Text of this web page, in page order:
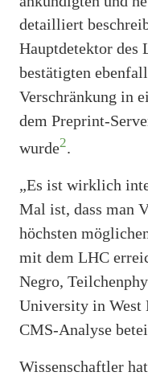
detailliert
Hauptdetektor des
bestätigten
Verschränkung in
dem Preprint-
wurde2.
„Es ist wirklich
Mal ist, dass man
höchsten
mit dem LHC
Negro,
University in West
CMS-Analyse
Wissenschaftler